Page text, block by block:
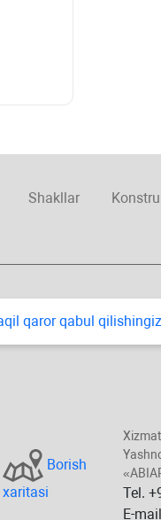
Shakllar
qaror qabul
Borish
хaritasi
Tel.
E-